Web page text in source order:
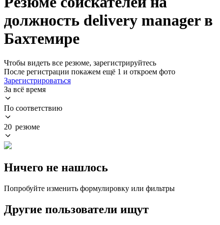
должность delivery manager в
Бахтемире
Чтобы видеть все резюме, зарегистрируйтесь
После регистрации покажем ещё 1 и откроем фото
Зарегистрироваться
За всё время
По соответствию
20 резюме
Ничего не нашлось
Попробуйте изменить формулировку или фильтры
Другие пользователи ищут